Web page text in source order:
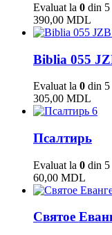
Evaluat la 0 din 5
390,00 MDL
Biblia 055
Evaluat la 0 din 5
305,00 MDL
6
Псалтирь
Evaluat la 0 din 5
60,00 MDL
Святое